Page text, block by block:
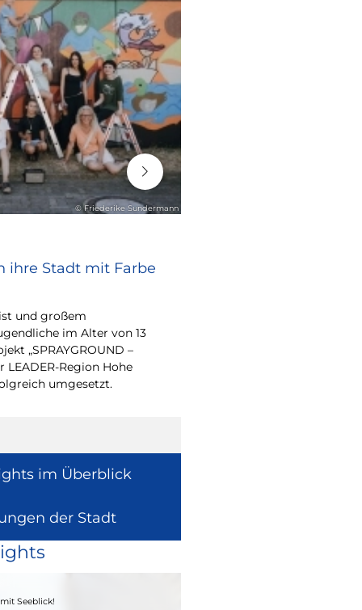
© Friederike Sundermann
ihre Stadt mit Farbe
und großem
im Alter von 13
„SPRAYGROUND –
Region Hohe
umgesetzt.
im Überblick
der Stadt
Seeblick!